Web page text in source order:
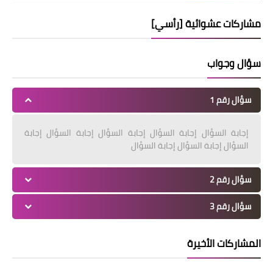
مشاركات عشوائية [رأسي]
سؤال وجواب
سؤال رقم 1
إجابة السؤال إجابة السؤال إجابة السؤال إجابة السؤال إجابة
السؤال إجابة السؤال إجابة السؤال
سؤال رقم 2
سؤال رقم 3
المشاركات الأخيرة